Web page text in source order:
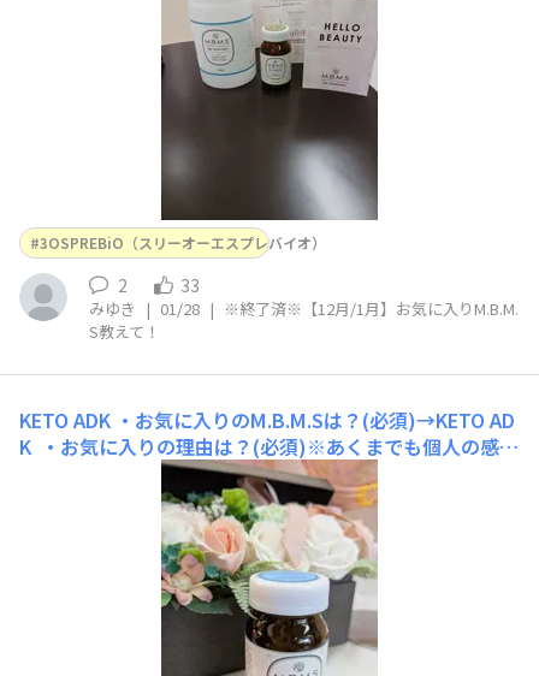
3OSPREBiO（スリーオーエスプレバイオ）
2 33
みゆき | 01/28 | ※終了済※【12月/1月】お気に入りM.B.M.
S教えて！
KETO ADK ・お気に入りのM.B.M.Sは？(必須)→KETO AD
K ・お気に入りの理由は？(必須)※あくまでも個人の感
想・意見として→お通じが良くなった・飲み始めたきっか
けor選んだ理由orおすすめされた理由は？(必須)→疲れが
あった為、ヘルスコーチャーから勧められた・担当ヘルス